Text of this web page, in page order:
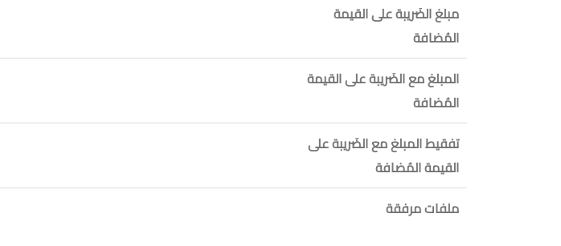
مبلغ الضَريبة على القيمة
المُضافة
المبلغ مع الضَريبة على القيمة
المُضافة
تفقيط المبلغ مع الضَريبة على
القيمة المُضافة
ملفات مرفقة